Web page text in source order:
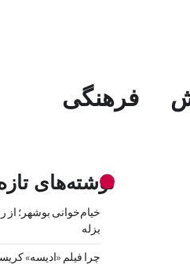
فرهنگی
نوشته‌های
خیام‌خوانی بوشهر؛ از
یزله
چرا فیلم «ادیسه»